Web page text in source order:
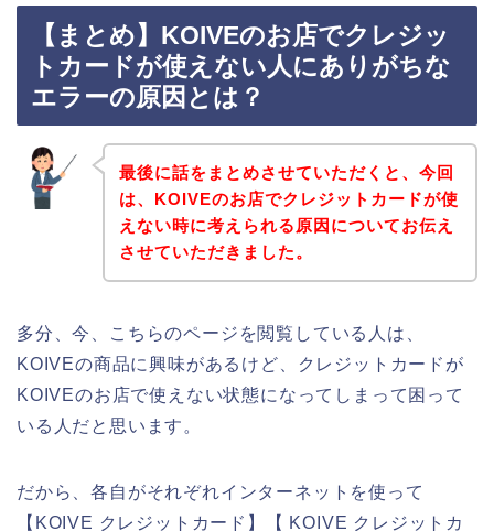
【まとめ】KOIVEのお店でクレジッ
トカードが使えない人にありがちな
エラーの原因とは？
最後に話をまとめさせていただくと、今回
は、KOIVEのお店でクレジットカードが使
えない時に考えられる原因についてお伝え
させていただきました。
多分、今、こちらのページを閲覧している人は、
KOIVEの商品に興味があるけど、クレジットカードが
KOIVEのお店で使えない状態になってしまって困って
いる人だと思います。
だから、各自がそれぞれインターネットを使って
【KOIVE クレジットカード】【 KOIVE クレジットカ